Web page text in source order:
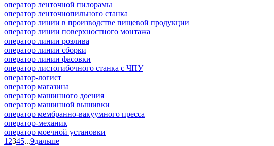
оператор ленточной пилорамы
оператор ленточнопильного станка
оператор линии в производстве пищевой продукции
оператор линии поверхностного монтажа
оператор линии розлива
оператор линии сборки
оператор линии фасовки
оператор листогибочного станка с ЧПУ
оператор-логист
оператор магазина
оператор машинного доения
оператор машинной вышивки
оператор мембранно-вакуумного пресса
оператор-механик
оператор моечной установки
1 2345...9дальше